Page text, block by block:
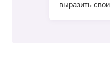
выразить